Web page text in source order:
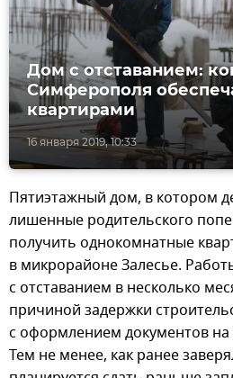
16 января 2019, 10:33
Дом с отставанием:
Симферополя
квартирами
Пятиэтажный дом, в котором
лишенные родительского
получить однокомнатные
в микрорайоне Залесье.
с отставанием в несколько
причиной задержки
с оформлением документов
Тем не менее, как ранее